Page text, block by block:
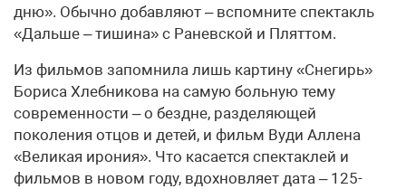
дню». Обычно добавляют – вспомните спектакль
«Дальше – тишина» с Раневской и Пляттом.
Из фильмов запомнила лишь картину «Снегирь»
Бориса Хлебникова на самую больную тему
современности – о бездне, разделяющей
поколения отцов и детей, и фильм Вуди Аллена
«Великая ирония». Что касается спектаклей и
фильмов в новом году, вдохновляет дата – 125-